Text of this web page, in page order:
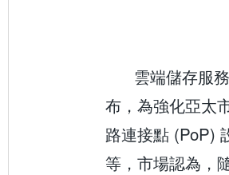
雲端儲存服
布，為強化亞太
路連接點 (PoP)
等，市場認為，